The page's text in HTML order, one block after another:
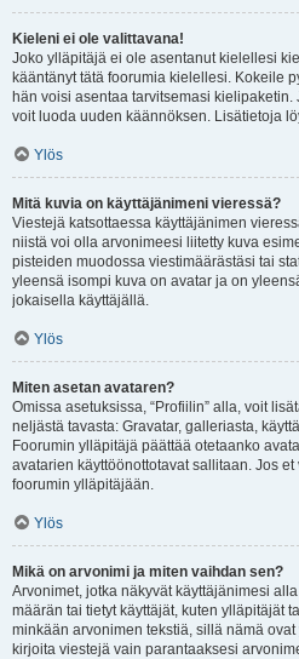
Kieleni ei ole valittavana!
Joko ylläpitäjä ei ole asentanut kielellesi
kääntänyt tätä foorumia kielellesi. Kokeile
hän voisi asentaa tarvitsemasi
voit luoda uuden käännöksen. Lisätietoja
Ylös
Mitä kuvia on käyttäjänimeni vieressä?
Viestejä katsottaessa käyttäjänimen
niistä voi olla arvonimeesi liitetty kuva
pisteiden muodossa viestimäärästäsi tai
yleensä isompi kuva on avatar ja on
jokaisella käyttäjällä.
Ylös
Miten asetan avataren?
Omissa asetuksissa, “Profiilin” alla, voit
neljästä tavasta: Gravatar, galleriasta,
Foorumin ylläpitäjä päättää otetaanko
avatarien käyttöönottotavat sallitaan. Jos
foorumin ylläpitäjään.
Ylös
Mikä on arvonimi ja miten vaihdan sen?
Arvonimet, jotka näkyvät käyttäjänimesi
määrän tai tietyt käyttäjät, kuten ylläpitäjät
minkään arvonimen tekstiä, sillä nämä
kirjoita viestejä vain parantaaksesi